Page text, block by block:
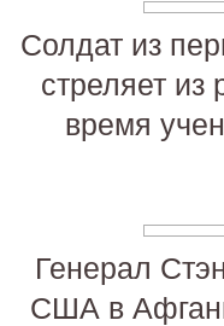
Солдат из
стреляет из
время
Генерал
США в